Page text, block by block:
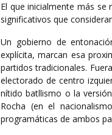
El que inicialmente más
significativos que
Un gobierno de
explícita, marcan esa
partidos tradicionales.
electorado de centro
nítido batllismo o la
Rocha (en el
programáticas de ambos